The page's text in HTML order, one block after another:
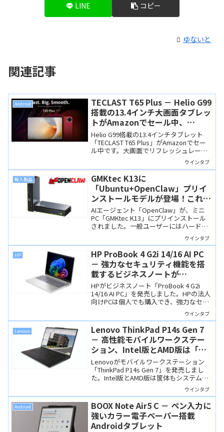
LINE コピー
ゆないと
関連記事
Android
TECLAST T65 Plus － Helio G99
搭載の13.4インチ大画面タブレッ
トがAmazonでセール中、
30,900円です
Helio G99搭載の13.4インチタブレット
「TECLAST T65 Plus」がAmazonでセー
ル中です。大画面でリフレッシュレート
は120Hz、Widevine L1で100%sRGBの発
色なので、動画やWeb閲覧を快適にこな
せそうです。
ウインタブ
輸入製品
GMKtec K13に
「Ubuntu+OpenClaw」プリイ
ンストールモデルが登場！これは
「ガチ勢仕様」
AIエージェント「OpenClaw」が、ミニ
PC「GMKtec K13」にプリインストール
されました。一般ユーザーにはハードル
ウインタブ
HP
HP ProBook 4 G2i 14/16 AI PC
－ 強力なセキュリティ機能を搭
載するビジネスノートが
Copilot+ PCになりました
HPがビジネスノート「ProBook 4 G2i
14/16 AI PC」を発売しました。HPの法人
向けPCは個人でも購入でき、強力なセキ
ュリティ機能が搭載されているのが魅力
です。祭神モデルはCopilot+ PCとなりま
した。
ウインタブ
Lenovo
Lenovo ThinkPad P14s Gen 7
－ 高性能モバイルワークステー
ション、Intel版とAMD版は「名
前が同じだけの別製品」です
Lenovoがモバイルワークステーション
「ThinkPad P14s Gen 7」を発売しまし
た。Intel版とAMD版は筐体もシステムも
異なる「別製品」です。Intel版はCAMM2
メモリやNVIDIA RTX PROを搭載していま
すが、AMD版はThinkPad T14とほぼ同じ
製品です。
ウインタブ
Android
BOOX Note Air5 C － ペン入力に
強いカラー電子ペーパー搭載
Androidタブレット